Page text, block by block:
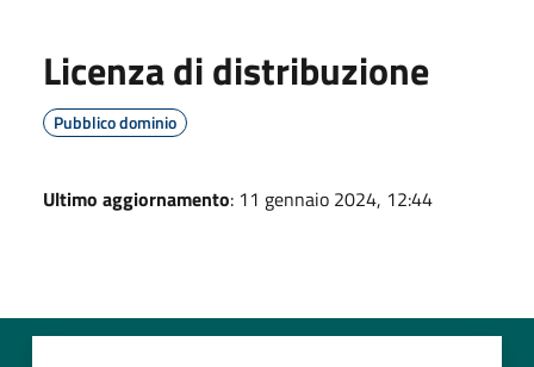
Licenza di distribuzione
Pubblico dominio
Ultimo aggiornamento: 11 gennaio 2024, 12:44